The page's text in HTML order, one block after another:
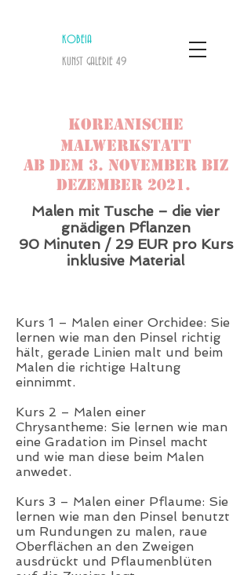
KOBEIA
KUNST GALERIE ​ 49
KOREANISCHE
MALWERKSTATT
ab dem 3. NOVEMBER biz
Dezember 2021.
Malen mit Tusche – die vier
gnädigen Pflanzen
90 Minuten / 29 EUR pro Kurs
inklusive Material
Kurs 1 – Malen einer Orchidee: Sie
lernen wie man den Pinsel richtig
hält, gerade Linien malt und beim
Malen die richtige Haltung
einnimmt.
Kurs 2 – Malen einer
Chrysantheme: Sie lernen wie man
eine Gradation im Pinsel macht
und wie man diese beim Malen
anwedet.
Kurs 3 – Malen einer Pflaume: Sie
lernen wie man den Pinsel benutzt
um Rundungen zu malen, raue
Oberflächen an den Zweigen
ausdrückt und Pflaumenblüten